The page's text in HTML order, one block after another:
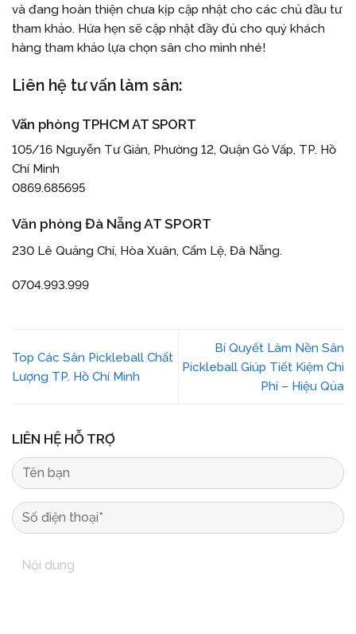
và đang hoàn thiện chưa kịp cập nhật cho các chủ đầu tư
tham khảo. Hứa hẹn sẽ cập nhật đầy đủ cho quý khách
hàng tham khảo lựa chọn sân cho mình nhé!
Liên hệ tư vấn làm sân:
Văn phòng TPHCM AT SPORT
105/16 Nguyễn Tư Giản, Phường 12, Quận Gò Vấp, TP. Hồ
Chí Minh
0869.685695
Văn phòng Đà Nẵng AT SPORT
230 Lê Quảng Chí, Hòa Xuân, Cẩm Lệ, Đà Nẵng.
0704.993.999
Top Các Sân Pickleball Chất
Lượng TP. Hồ Chí Minh
Bí Quyết Làm Nền Sân
Pickleball Giúp Tiết Kiệm Chi
Phí – Hiệu Qủa
LIÊN HỆ HỖ TRỢ